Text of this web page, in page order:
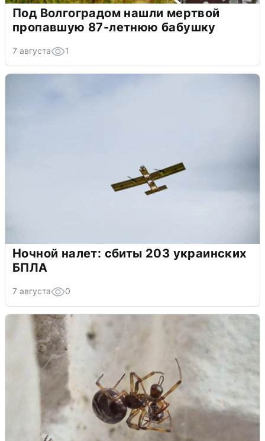
Под Волгоградом нашли мертвой
пропавшую 87-летнюю бабушку
7 августа 1
Ночной налет: сбиты 203 украинских
БПЛА
7 августа 0